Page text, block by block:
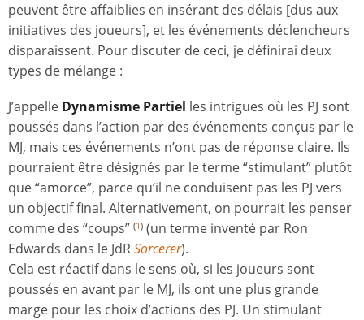
peuvent être affaiblies en insérant des délais [dus aux
initiatives des joueurs], et les événements déclencheurs
disparaissent. Pour discuter de ceci, je définirai deux
types de mélange :
J’appelle Dynamisme Partiel les intrigues où les PJ sont
poussés dans l’action par des événements conçus par le
MJ, mais ces événements n’ont pas de réponse claire. Ils
pourraient être désignés par le terme “stimulant” plutôt
que “amorce”, parce qu’il ne conduisent pas les PJ vers
un objectif final. Alternativement, on pourrait les penser
comme des “coups” (1) (un terme inventé par Ron
Edwards dans le JdRSorcerer).
Cela est réactif dans le sens où, si les joueurs sont
poussés en avant par le MJ, ils ont une plus grande
marge pour les choix d’actions des PJ. Un stimulant